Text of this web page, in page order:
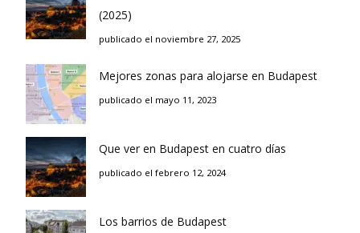
(2025)
publicado el noviembre 27, 2025
Mejores zonas para alojarse en Budapest
publicado el mayo 11, 2023
Que ver en Budapest en cuatro días
publicado el febrero 12, 2024
Los barrios de Budapest